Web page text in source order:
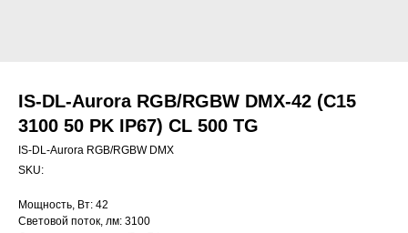
IS-DL-Aurora RGB/RGBW DMX-42 (C15
3100 50 PK IP67) CL 500 TG
IS-DL-Aurora RGB/RGBW DMX
SKU:
Мощность, Вт: 42
Световой поток, лм: 3100